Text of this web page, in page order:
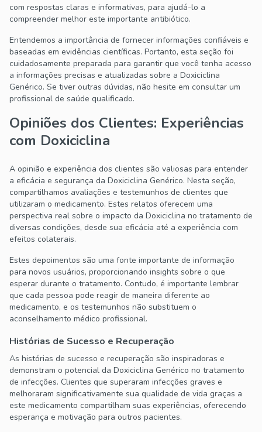
com respostas claras e informativas, para ajudá-lo a
compreender melhor este importante antibiótico.
Entendemos a importância de fornecer informações confiáveis e
baseadas em evidências científicas. Portanto, esta seção foi
cuidadosamente preparada para garantir que você tenha acesso
a informações precisas e atualizadas sobre a Doxiciclina
Genérico. Se tiver outras dúvidas, não hesite em consultar um
profissional de saúde qualificado.
Opiniões dos Clientes: Experiências
com Doxiciclina
A opinião e experiência dos clientes são valiosas para entender
a eficácia e segurança da Doxiciclina Genérico. Nesta seção,
compartilhamos avaliações e testemunhos de clientes que
utilizaram o medicamento. Estes relatos oferecem uma
perspectiva real sobre o impacto da Doxiciclina no tratamento de
diversas condições, desde sua eficácia até a experiência com
efeitos colaterais.
Estes depoimentos são uma fonte importante de informação
para novos usuários, proporcionando insights sobre o que
esperar durante o tratamento. Contudo, é importante lembrar
que cada pessoa pode reagir de maneira diferente ao
medicamento, e os testemunhos não substituem o
aconselhamento médico profissional.
Histórias de Sucesso e Recuperação
As histórias de sucesso e recuperação são inspiradoras e
demonstram o potencial da Doxiciclina Genérico no tratamento
de infecções. Clientes que superaram infecções graves e
melhoraram significativamente sua qualidade de vida graças a
este medicamento compartilham suas experiências, oferecendo
esperança e motivação para outros pacientes.